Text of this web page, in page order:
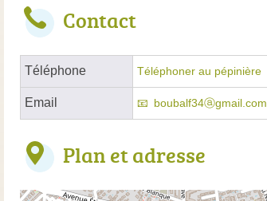
Contact
Téléphone Téléphoner au pépinière
Email boubalf34ⓐgmail.com
Plan et adresse